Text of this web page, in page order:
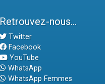
Retrouvez-nous...
Twitter
Facebook
YouTube
WhatsApp
WhatsApp Femmes